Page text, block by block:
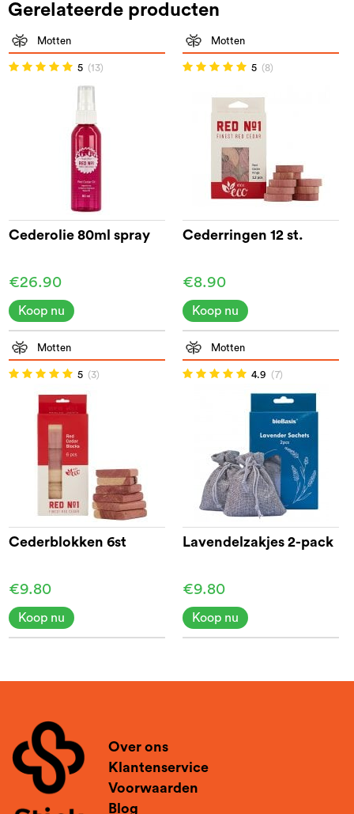
Gerelateerde producten
Motten
5 (13)
Cederolie 80ml spray
€26.90
Koop nu
Motten
5 (8)
Cederringen 12 st.
€8.90
Koop nu
Motten
5 (3)
Cederblokken 6st
€9.80
Koop nu
Motten
4.9 (7)
Lavendelzakjes 2-pack
€9.80
Koop nu
Over ons
Klantenservice
Voorwaarden
Blog